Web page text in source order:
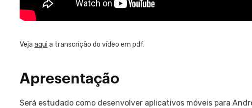
Veja aqui a transcrição do vídeo em pdf.
Apresentação
Será estudado como desenvolver aplicativos móveis para